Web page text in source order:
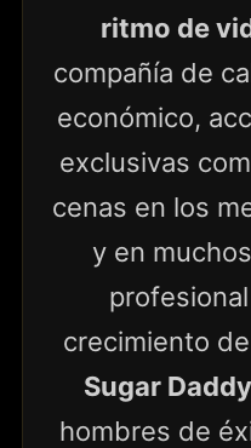
ritmo de
compañía de
económico,
exclusivas
cenas en los
y en
crecimiento
Sugar
hombres de